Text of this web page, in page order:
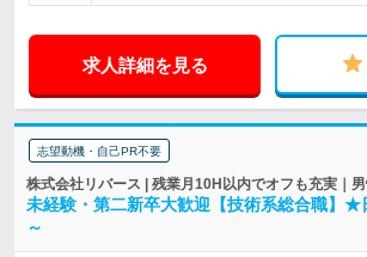
求人詳細を見る
志望動機・自己PR不要
株式会社リバース | 残業月10H以内でオフも充実｜
未経験・第二新卒大歓迎【技術系総合職】★
～